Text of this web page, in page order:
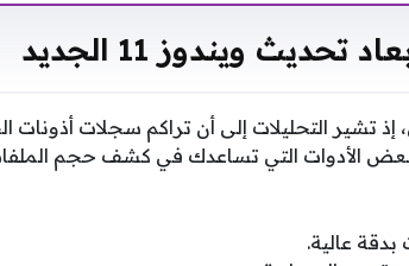
تحديث ويندوز 11 الجديد
تشير التحليلات إلى أن تراكم سجلات
بعض الأدوات التي تساعدك في كشف حجم